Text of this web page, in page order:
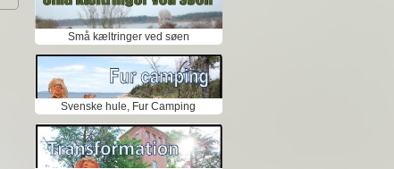
Små kæltringer ved søen
Svenske hule, Fur Camping